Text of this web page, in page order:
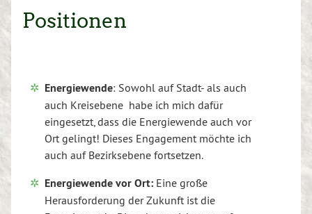
Positionen
Energiewende: Sowohl auf Stadt- als auch
auch Kreisebene habe ich mich dafür
eingesetzt, dass die Energiewende auch vor
Ort gelingt! Dieses Engagement möchte ich
auch auf Bezirksebene fortsetzen.
Energiewende vor Ort: Eine große
Herausforderung der Zukunft ist die